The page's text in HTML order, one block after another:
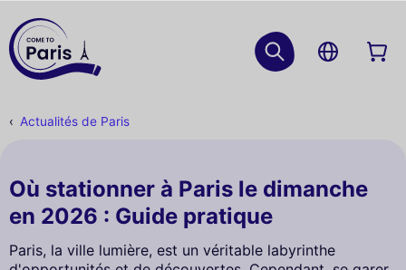
Actualités de Paris
Où stationner à Paris le dimanche
en 2026 : Guide pratique
Paris, la ville lumière, est un véritable labyrinthe